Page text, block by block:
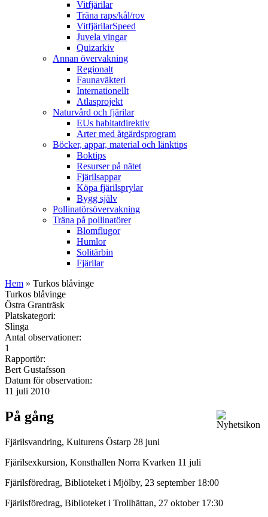
Vitfjärilar
Träna raps/kål/rov
VitfjärilarSpeed
Juvela vingar
Quizarkiv
Annan övervakning
Regionalt
Faunaväkteri
Internationellt
Atlasprojekt
Naturvård och fjärilar
EUs habitatdirektiv
Arter med åtgärdsprogram
Böcker, appar, material och länktips
Boktips
Resurser på nätet
Fjärilsappar
Köpa fjärilsprylar
Bygg själv
Pollinatörsövervakning
Träna på pollinatörer
Blomflugor
Humlor
Solitärbin
Fjärilar
Hem » Turkos blåvinge
Turkos blåvinge
Östra Granträsk
Platskategori:
Slinga
Antal observationer:
1
Rapportör:
Bert Gustafsson
Datum för observation:
11 juli 2010
På gång
Fjärilsvandring, Kulturens Östarp 28 juni
Fjärilsexkursion, Konsthallen Norra Kvarken 11 juli
Fjärilsföredrag, Biblioteket i Mjölby, 23 september 18:00
Fjärilsföredrag, Biblioteket i Trollhättan, 27 oktober 17:30